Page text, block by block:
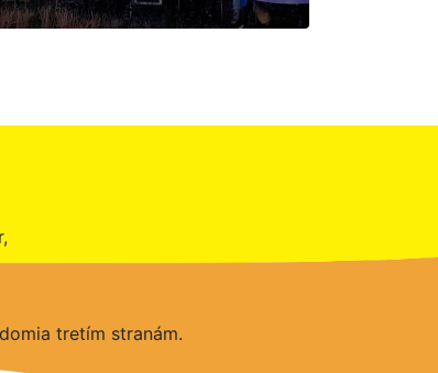
tretím stranám.